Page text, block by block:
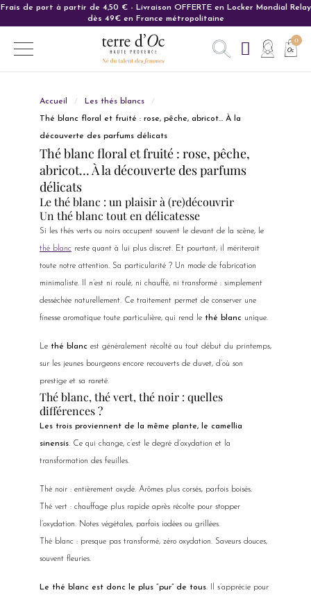
Frais de port à partir de 4,50 € - Livraison OFFERTE en Locker Mondial Relay
dès 49€ en France métropolitaine
Carte cadeau : L'idée cadeau parfaite pour ravir vos proches.
Accueil Les thés blancs
Thé blanc floral et fruité : rose, pêche, abricot… À la
découverte des parfums délicats
Thé blanc floral et fruité : rose, pêche,
abricot… À la découverte des parfums
délicats
Le thé blanc : un plaisir à (re)découvrir
Un thé blanc tout en délicatesse
Si les thés verts ou noirs occupent souvent le devant de la scène, le
thé blanc reste quant à lui plus discret. Et pourtant, il mériterait
toute notre attention. Sa particularité ? Un mode de fabrication
minimaliste. Il n’est ni roulé, ni chauffé, ni transformé : simplement
desséchée naturellement. Ce traitement permet de conserver une
finesse aromatique toute particulière, qui rend le thé blancunique.
Lethé blancest généralement récolté au tout début du printemps,
sur les jeunes bourgeons encore recouverts de duvet, d’où son
prestige et sa rareté.
Thé blanc, thé vert, thé noir : quelles
différences ?
Les trois proviennent de la même plante, le camellia
sinensis. Ce qui change, c’est le degré d’oxydation et la
transformation des feuilles.
Thé noir : entièrement oxydé. Arômes plus corsés, parfois boisés.
Thé vert : chauffage plus rapide après récolte pour stopper
l’oxydation. Notes végétales, parfois iodées ou grillées.
Thé blanc : presque pas transformé, zéro oxydation. Saveurs douces,
souvent fleuries.
Le thé blanc est donc le plus “pur” de tous. Il s’apprécie pour